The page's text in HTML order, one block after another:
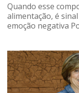
Quando esse
alimentação, é
emoção negativa